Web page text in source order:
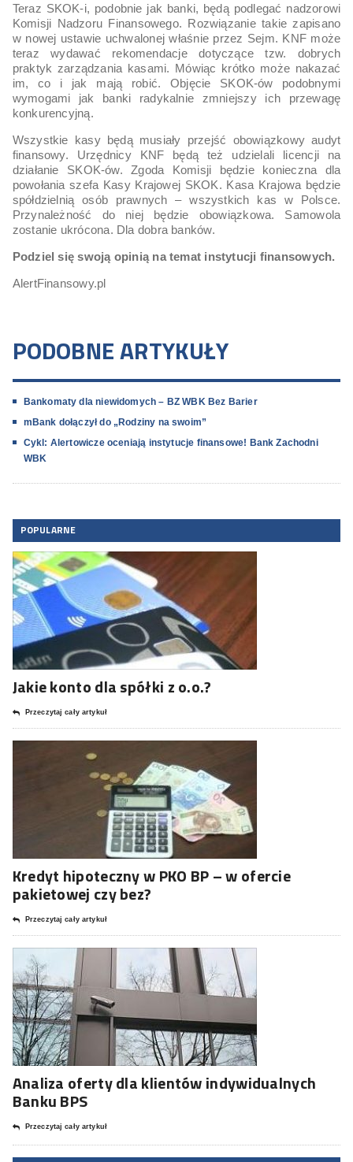
Teraz SKOK-i, podobnie jak banki, będą podlegać nadzorowi
Komisji Nadzoru Finansowego. Rozwiązanie takie zapisano
w nowej ustawie uchwalonej właśnie przez Sejm. KNF może
teraz wydawać rekomendacje dotyczące tzw. dobrych
praktyk zarządzania kasami. Mówiąc krótko może nakazać
im, co i jak mają robić. Objęcie SKOK-ów podobnymi
wymogami jak banki radykalnie zmniejszy ich przewagę
konkurencyjną.
Wszystkie kasy będą musiały przejść obowiązkowy audyt
finansowy. Urzędnicy KNF będą też udzielali licencji na
działanie SKOK-ów. Zgoda Komisji będzie konieczna dla
powołania szefa Kasy Krajowej SKOK. Kasa Krajowa będzie
spółdzielnią osób prawnych – wszystkich kas w Polsce.
Przynależność do niej będzie obowiązkowa. Samowola
zostanie ukrócona. Dla dobra banków.
Podziel się swoją opinią na temat instytucji finansowych.
AlertFinansowy.pl
PODOBNE ARTYKUŁY
Bankomaty dla niewidomych – BZ WBK Bez Barier
mBank dołączył do „Rodziny na swoim”
Cykl: Alertowicze oceniają instytucje finansowe! Bank Zachodni
WBK
POPULARNE
Jakie konto dla spółki z o.o.?
Przeczytaj cały artykuł
Kredyt hipoteczny w PKO BP – w ofercie
pakietowej czy bez?
Przeczytaj cały artykuł
Analiza oferty dla klientów indywidualnych
Banku BPS
Przeczytaj cały artykuł